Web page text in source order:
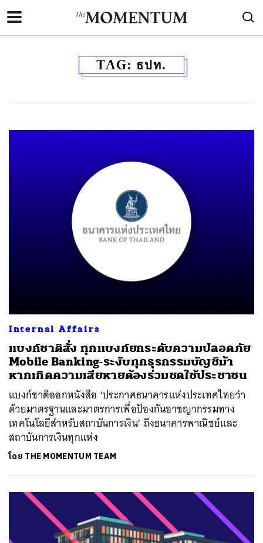
TAG: ธปท.
Internal Affairs
แบงก์ชาติสั่ง ทุกแบงก์ยกระดับความปลอดภัย
Mobile Banking-ระงับทุกธุรกรรมบัญชีม้า
หากเกิดความเสียหายต้องร่วมชดใช้ประชาชน
แบงก์ชาติออกหนังสือ ‘ประกาศธนาคารแห่งประเทศไทยว่า
ด้วยมาตรฐานและมาตรการเพื่อป้องกันอาชญากรรมทาง
เทคโนโลยีสำหรับสถาบันการเงิน’ ถึงธนาคารพาณิชย์และ
สถาบันการเงินทุกแห่ง
โดย THE MOMENTUM TEAM
TWEET LINE